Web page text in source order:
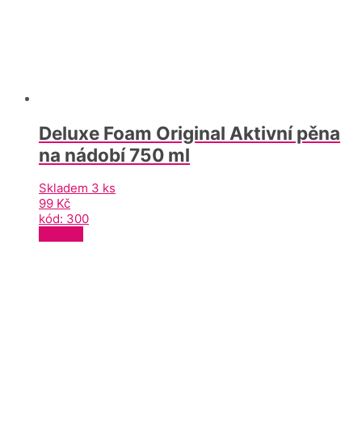
Deluxe Foam Original Aktivní pěna
na nádobí 750 ml
Skladem 3 ks
99 Kč
kód: 300